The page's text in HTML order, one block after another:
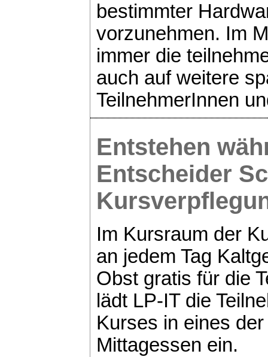
bestimmter
vorzunehmen. Im
immer die
auch auf weitere
TeilnehmerInnen
Entstehen
Entscheider
Im Kursraum der
an jedem Tag
Obst gratis für die
lädt LP-IT die
Kurses in eines
Mittagessen ein.